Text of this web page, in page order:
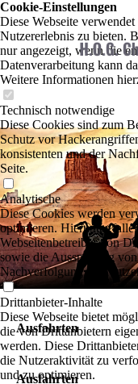
Ausfahrten
Ausfahrten
Cookie-Einstellungen
Diese Webseite
Nutzererlebnis zu bieten.
nur angezeigt, wenn die
Datenverarbeitung kann
Weitere Informationen
Technisch notwendige
Diese Cookies sind zum
Schutz vor
konsistenten und der
Seite.
Analytische
Diese Cookies werden
optimieren. Hierunter
Webseitenbetreiber von
sowie die Ausspielung
Nachverfolgung der
Drittanbieter-Inhalte
Diese Webseite bietet
die von Drittanbietern
werden. Diese
die Nutzeraktivität zu
und zu optimieren.